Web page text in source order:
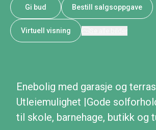
Gi bud Bestill salgsoppgave
Virtuell visning
Enebolig med garasje og
Utleiemulighet |Gode
til skole, barnehage, butikk og